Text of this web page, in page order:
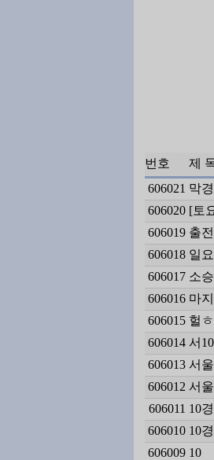
번호 제
606021 막
606020 [토
606019 출
606018 일
606017 소
606016 마
606015 헐
606014 서10
606013 서
606012 서
606011 10
606010 10
606009 10